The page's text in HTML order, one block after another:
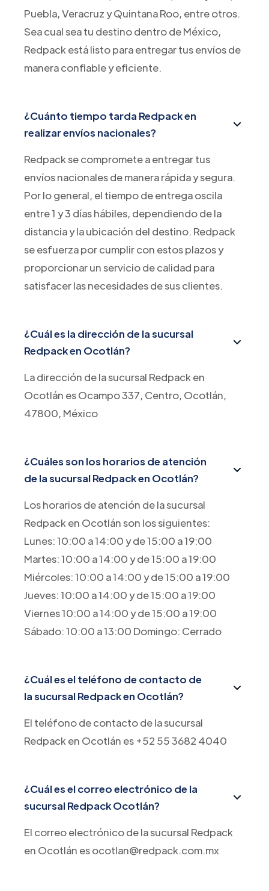
Puebla, Veracruz y Quintana Roo, entre otros.
Sea cual sea tu destino dentro de México,
Redpack está listo para entregar tus envíos de
manera confiable y eficiente.
¿Cuánto tiempo tarda Redpack en
realizar envíos nacionales?
Redpack se compromete a entregar tus
envíos nacionales de manera rápida y segura.
Por lo general, el tiempo de entrega oscila
entre 1 y 3 días hábiles, dependiendo de la
distancia y la ubicación del destino. Redpack
se esfuerza por cumplir con estos plazos y
proporcionar un servicio de calidad para
satisfacer las necesidades de sus clientes.
¿Cuál es la dirección de la sucursal
Redpack en Ocotlán?
La dirección de la sucursal Redpack en
Ocotlán es Ocampo 337, Centro, Ocotlán,
47800, México
¿Cuáles son los horarios de atención
de la sucursal Redpack en Ocotlán?
Los horarios de atención de la sucursal
Redpack en Ocotlán son los siguientes:
Lunes: 10:00 a 14:00 y de 15:00 a 19:00
Martes: 10:00 a 14:00 y de 15:00 a 19:00
Miércoles: 10:00 a 14:00 y de 15:00 a 19:00
Jueves: 10:00 a 14:00 y de 15:00 a 19:00
Viernes 10:00 a 14:00 y de 15:00 a 19:00
Sábado: 10:00 a 13:00 Domingo: Cerrado
¿Cuál es el teléfono de contacto de
la sucursal Redpack en Ocotlán?
El teléfono de contacto de la sucursal
Redpack en Ocotlán es +52 55 3682 4040
¿Cuál es el correo electrónico de la
sucursal Redpack Ocotlán?
El correo electrónico de la sucursal Redpack
en Ocotlán es ocotlan@redpack.com.mx